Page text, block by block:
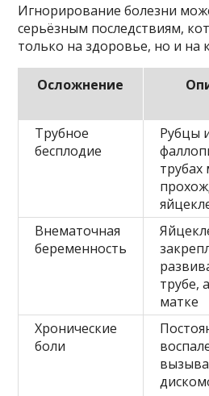
Игнорирование болезни
серьёзным последствиям,
только на здоровье, но и на
Осложнение
Трубное
бесплодие
Рубцы
Внематочная
беременность
трубе,
матке
Хронические
боли